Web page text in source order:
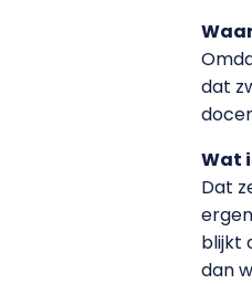
dat
Wat
Dat
blijkt
dan